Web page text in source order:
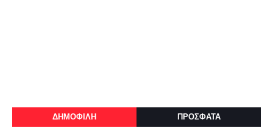
ΔΗΜΟΦΙΛΗ ΠΡΟΣΦΑΤΑ